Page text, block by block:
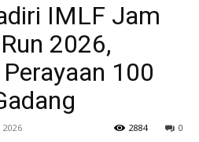
IMLF Jam
2026,
100
2026 0
2884